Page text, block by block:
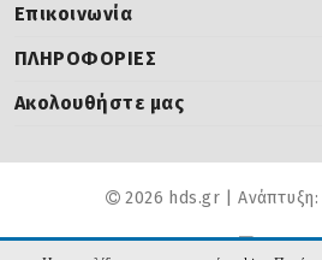
Επικοινωνία
ΠΛΗΡΟΦΟΡΙΕΣ
Ακολουθήστε μας
2026 hds.gr | Ανάπτυξη: